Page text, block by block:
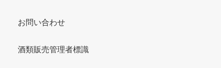
お問い合わせ
酒類販売管理者標識